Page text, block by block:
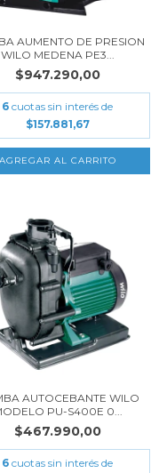
AUMENTO DE PRESION
WILO MEDENA PE3...
$947.290,00
6 cuotas sin interés de
$157.881,67
AUTOCEBANTE WILO
PU-S400E 0...
$467.990,00
6 cuotas sin interés de